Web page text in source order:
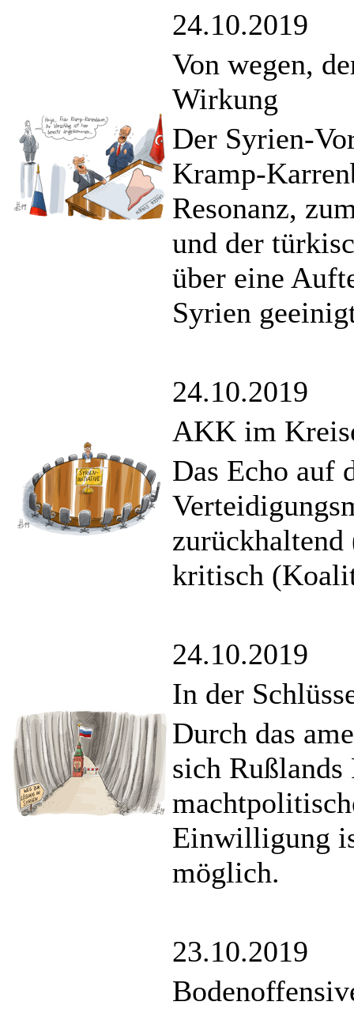
24.10.2019
Von wegen,
Wirkung
Der Syrien-
Kramp-
Resonanz,
und der
über eine
Syrien
24.10.2019
AKK im
Das Echo auf
kritisch
24.10.2019
In der
Durch das
sich
Einwilligung
möglich.
23.10.2019